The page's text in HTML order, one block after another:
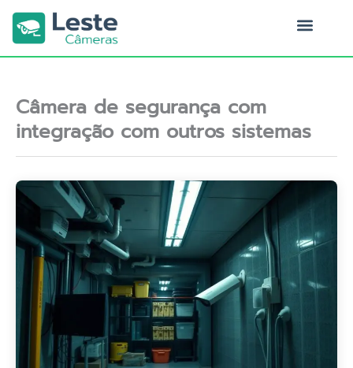
para
conteúdo
Câmera de segurança com
integração com outros sistemas